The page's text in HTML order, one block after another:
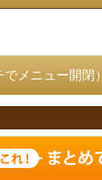
メニュー開閉）